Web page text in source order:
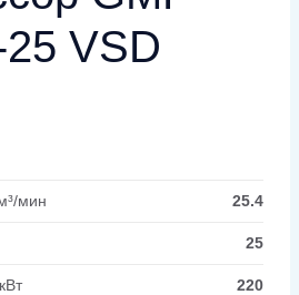
VSD
мин 25.4
25
220